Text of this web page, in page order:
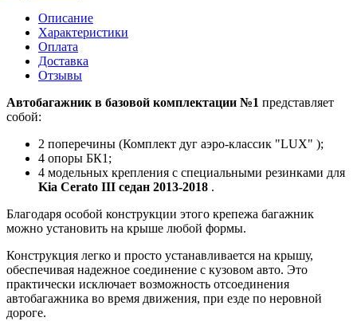
Описание
Характеристики
Оплата
Доставка
Отзывы
Автобагажник в базовой комплектации №1 представляет
собой:
2 поперечины (Комплект дуг аэро-классик "LUX" );
4 опоры БК1;
4 модельных крепления с специальными резинками для
Kia Cerato III седан 2013-2018 .
Благодаря особой конструкции этого крепежа багажник
можно установить на крыше любой формы.
Конструкция легко и просто устанавливается на крышу,
обеспечивая надежное соединение с кузовом авто. Это
практически исключает возможность отсоединения
автобагажника во время движения, при езде по неровной
дороге.